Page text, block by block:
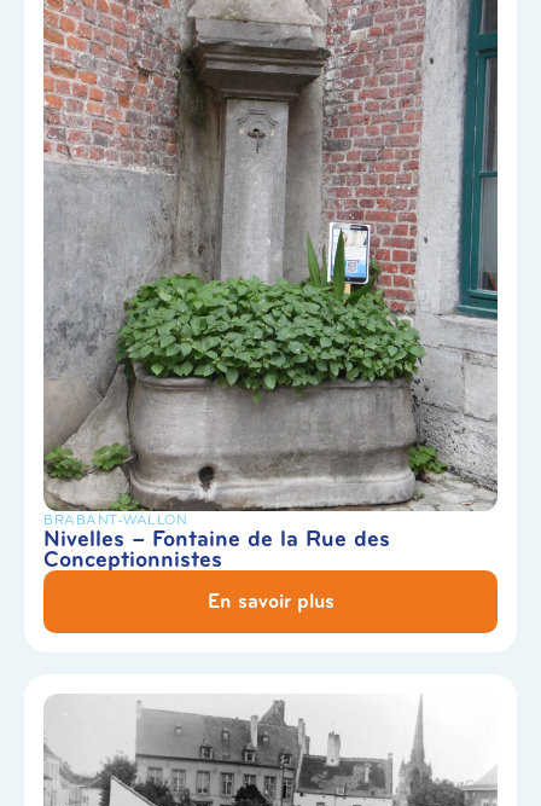
BRABANT-WALLON
Nivelles – Fontaine de la Rue des
Conceptionnistes
En savoir plus